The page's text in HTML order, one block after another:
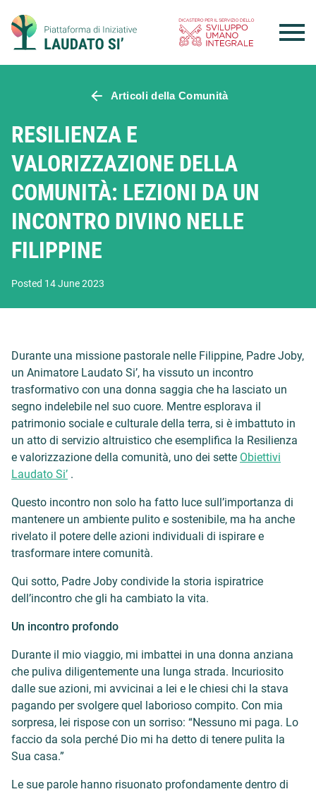
content
Articoli della Comunità
RESILIENZA E
VALORIZZAZIONE DELLA
COMUNITÀ: LEZIONI DA UN
INCONTRO DIVINO NELLE
FILIPPINE
Posted 14 June 2023
Durante una missione pastorale nelle Filippine, Padre Joby,
un Animatore Laudato Si’, ha vissuto un incontro
trasformativo con una donna saggia che ha lasciato un
segno indelebile nel suo cuore. Mentre esplorava il
patrimonio sociale e culturale della terra, si è imbattuto in
un atto di servizio altruistico che esemplifica la Resilienza
e valorizzazione della comunità, uno dei sette Obiettivi
Laudato Si’ .
Questo incontro non solo ha fatto luce sull’importanza di
mantenere un ambiente pulito e sostenibile, ma ha anche
rivelato il potere delle azioni individuali di ispirare e
trasformare intere comunità.
Qui sotto, Padre Joby condivide la storia ispiratrice
dell’incontro che gli ha cambiato la vita.
Un incontro profondo
Durante il mio viaggio, mi imbattei in una donna anziana
che puliva diligentemente una lunga strada. Incuriosito
dalle sue azioni, mi avvicinai a lei e le chiesi chi la stava
pagando per svolgere quel laborioso compito. Con mia
sorpresa, lei rispose con un sorriso: “Nessuno mi paga. Lo
faccio da sola perché Dio mi ha detto di tenere pulita la
Sua casa.”
Le sue parole hanno risuonato profondamente dentro di